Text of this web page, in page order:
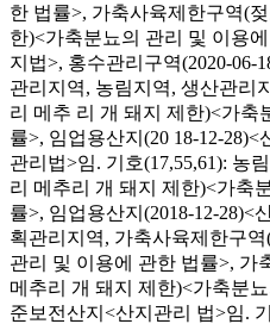
한 법률>, 가축사육제한구역(
한)<가축분뇨의 관리 및 이용
지법>, 홍수관리구역(2020-06-
관리지역, 농림지역, 생산관리
리 메추 리 개 돼지 제한)<가축
률>, 임업용산지(20 18-12-
관리법>임. 기호(17,55,61): 농
리 메추리 개 돼지 제한)<가축
률>, 임업용산지(2018-12-28)<
획관리지역, 가축사육제한구
관리 및 이용에 관한 법률>, 가
메추리 개 돼지 제한)<가축분
준보전산지<산지관리 법>임.